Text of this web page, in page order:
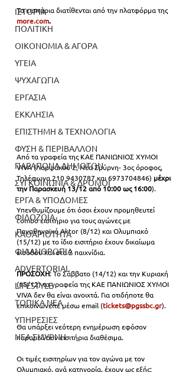
ΙΣΤΟΡΙΑ
ΠΟΛΙΤΙΚΗ
ΟΙΚΟΝΟΜΙΑ & ΑΓΟΡΑ
ΥΓΕΙΑ
ΨΥΧΑΓΩΓΙΑ
ΕΡΓΑΣΙΑ
ΕΚΚΛΗΣΙΑ
ΕΠΙΣΤΗΜΗ & ΤΕΧΝΟΛΟΓΙΑ
ΦΥΣΗ & ΠΕΡΙΒΑΛΛΟΝ
ΠΑΡΑΠΟΝΑ ΔΗΜΟΤΩΝ
ΣΥΓΚΟΙΝΩΝΙΑ & ΔΡΟΜΟΙ
ΕΡΓΑ & ΥΠΟΔΟΜΕΣ
ΦΙΛΟΖΩΙΑ
ΚΑΘΑΡΙΟΤΗΤΑ
ΦΙΛΑΝΘΡΩΠΙΑ
ADVERTORIAL
LIFESTYLE
ΤΟΠΙΚΑ ΝΕΑ
ΥΠΗΡΕΣΙΕΣ
ΝΕΑ ΣΜΥΡΝΗ
Τα εισιτήρια διατίθενται από την πλατφόρμα της
more.com.
Από τα γραφεία της ΚΑΕ ΠΑΝΙΩΝΙΟΣ ΧΥΜΟΙ
VIVA (Λαμψάκου 2, Νέα Σμύρνη- 3ος όροφος,
Τηλέφωνα 210 9430787 και 6973704846) μέχρι
την Παρασκευή 13/12 από 10:00 ως 16:00).
Υπενθυμίζουμε ότι όσοι έχουν προμηθευτεί
combo εισιτήριο για τους αγώνες με
Παναθηναϊκό Aktor (8/12) και Ολυμπιακό
(15/12) με το ίδιο εισιτήριο έχουν δικαίωμα
εισόδου και στα 2 παιχνίδια.
ΠΡΟΣΟΧΗ: Το Σάββατο (14/12) και την Κυριακή
(15/12) τα γραφεία της ΚΑΕ ΠΑΝΙΩΝΙΟΣ XYMOI
VIVA δεν θα είναι ανοιχτά. Για οτιδήποτε θα
επικοινωνείτε μέσω email (tickets@pgssbc.gr).
Θα υπάρξει νεότερη ενημέρωση εφόσον
παραμείνουν εισιτήρια διαθέσιμα.
Οι τιμές εισιτηρίων για τον αγώνα με τον
Ολυμπιακό, ανά κατηγορία, έχουν ως εξής: